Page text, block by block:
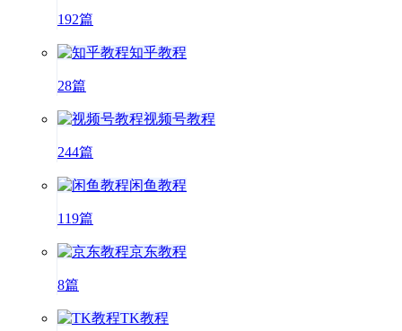
192篇
知乎教程
28篇
视频号教程
244篇
闲鱼教程
119篇
京东教程
8篇
TK教程